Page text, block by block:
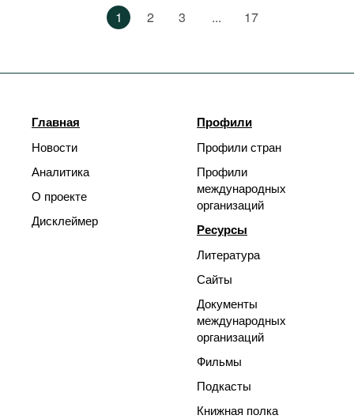
1 2 3 ... 17
Главная
Новости
Аналитика
О проекте
Дисклеймер
Профили
Профили стран
Профили
международных
организаций
Ресурсы
Литература
Сайты
Документы
международных
организаций
Фильмы
Подкасты
Книжная полка